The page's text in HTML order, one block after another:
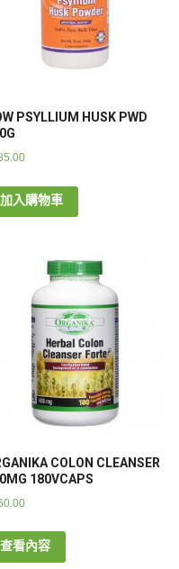
PSYLLIUM HUSK PWD
加入購物車
COLON CLEANSER
180VCAPS
查看內容